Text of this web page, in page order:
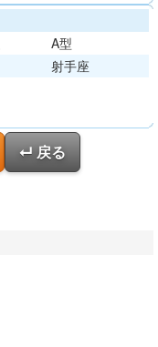
A型
射手座
↵ 戻る